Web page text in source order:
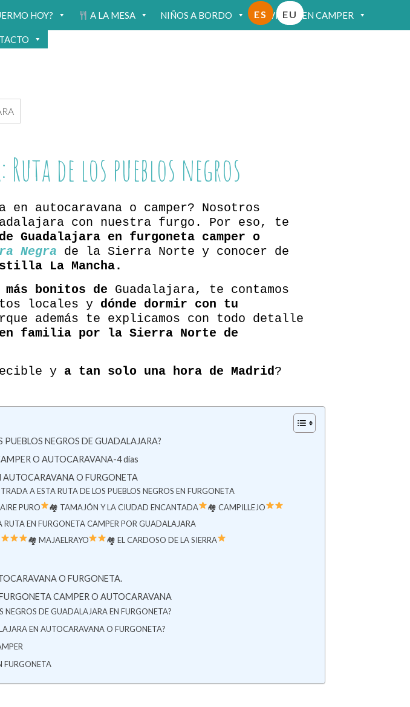
HOY? A LA MESA NIÑOS A BORDO VIAJAR EN CAMPER
ES EU
Ruta de los pueblos negros
autocaravana o camper? Nosotros
con nuestra furgo. Por eso, te
Guadalajara en furgoneta camper o
Negra de la Sierra Norte y conocer de
La Mancha.
bonitos de Guadalajara, te contamos
locales y dónde dormir con tu
además te explicamos con todo detalle
en familia por la Sierra Norte de
y a tan solo una hora de Madrid?
PUEBLOS NEGROS DE GUADALAJARA?
O AUTOCARAVANA-4 días
AUTOCARAVANA O FURGONETA
A ESTA RUTA DE LOS PUEBLOS NEGROS EN FURGONETA
PURO 🏘 TAMAJÓN Y LA CIUDAD ENCANTADA
🏘 CAMPILLEJO
RUTA EN FURGONETA CAMPER POR GUADALAJARA
🏘 MAJAELRAYO
🏘 EL CARDOSO DE LA SIERRA
O FURGONETA.
CAMPER O AUTOCARAVANA
NEGROS DE GUADALAJARA EN FURGONETA?
EN AUTOCARAVANA O FURGONETA?
FURGONETA